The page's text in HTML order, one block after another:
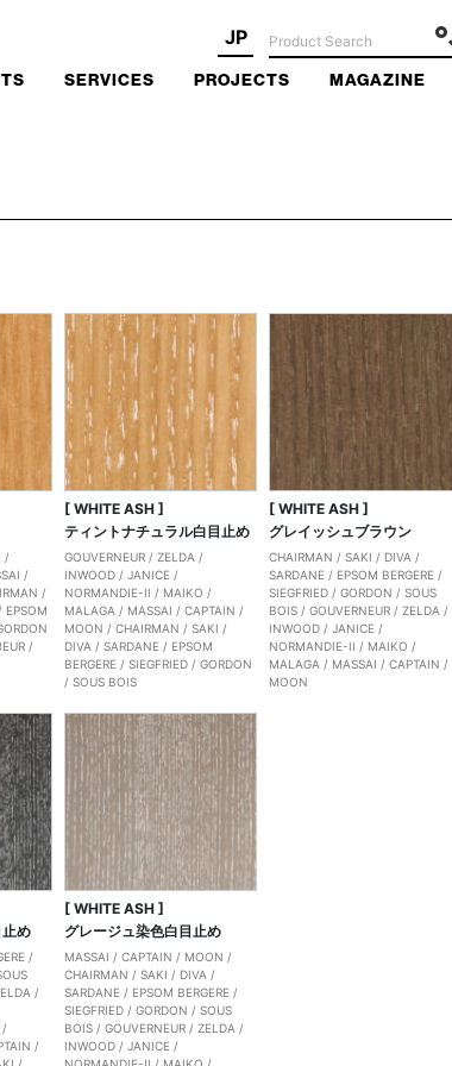
JP
SERVICES PROJECTS MAGAZINE
/
/
/
/ EPSOM
/
[ WHITE ASH ]
ティントナチュラル白目止め
GOUVERNEUR/ ZELDA /
INWOOD/ JANICE /
NORMANDIE-II / MAIKO /
MALAGA / MASSAI / CAPTAIN /
MOON / CHAIRMAN / SAKI /
DIVA / SARDANE / EPSOM
BERGERE / SIEGFRIED/ GORDON
/ SOUS BOIS
[ WHITE ASH ]
グレイッシュブラウン
CHAIRMAN / SAKI / DIVA /
SARDANE / EPSOM BERGERE /
SIEGFRIED/ GORDON / SOUS
BOIS/ GOUVERNEUR/ ZELDA /
INWOOD/ JANICE /
NORMANDIE-II / MAIKO /
MALAGA / MASSAI / CAPTAIN /
MOON
め
/
/
/
/
[ WHITE ASH ]
グレージュ染色白目止め
MASSAI / CAPTAIN / MOON /
CHAIRMAN / SAKI / DIVA /
SARDANE / EPSOM BERGERE /
SIEGFRIED/ GORDON / SOUS
BOIS/ GOUVERNEUR/ ZELDA /
INWOOD/ JANICE /